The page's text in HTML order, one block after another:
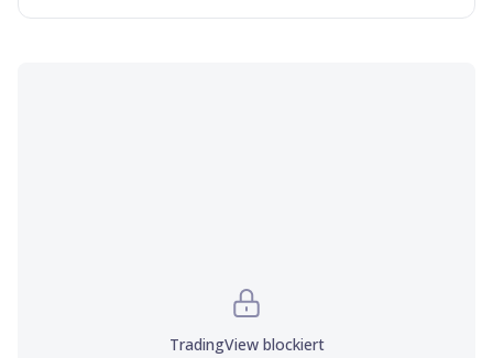
TradingViewblockiert